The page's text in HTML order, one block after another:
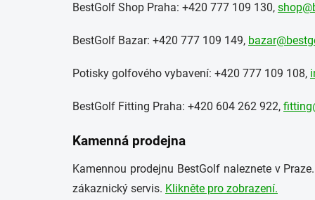
BestGolf Shop Praha: +420 777 109 130,
BestGolf Bazar: +420 777 109 149,
Potisky golfového vybavení: +420 777 109 108,
BestGolf Fitting Praha: +420 604 262 922,
Kamenná prodejna
Kamennou prodejnu BestGolf naleznete v
zákaznický servis. Klikněte pro zobrazení.